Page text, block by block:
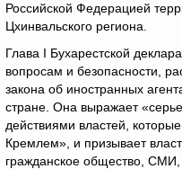
Российской Федерацией
Цхинвальского региона.
Глава I Бухарестской
вопросам и безопасности,
закона об иностранных
стране. Она выражает
действиями властей,
Кремлем», и призывает
гражданское общество, СМИ,